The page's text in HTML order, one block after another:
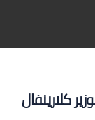
كلارينفال